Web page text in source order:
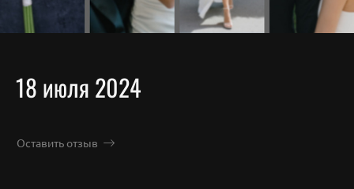
18 июля 2024
Оставить отзыв